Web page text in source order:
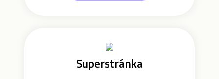
Superstránka